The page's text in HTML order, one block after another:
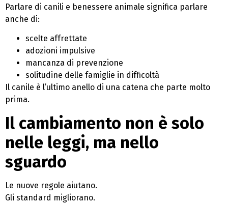
Parlare di canili e benessere animale significa parlare
anche di:
scelte affrettate
adozioni impulsive
mancanza di prevenzione
solitudine delle famiglie in difficoltà
Il canile è l’ultimo anello di una catena che parte molto
prima.
Il cambiamento non è solo
nelle leggi, ma nello
sguardo
Le nuove regole aiutano.
Gli standard migliorano.